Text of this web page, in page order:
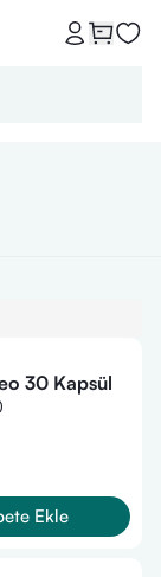
30 Kapsül
Ekle